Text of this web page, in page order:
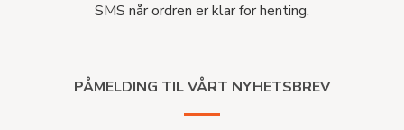
SMS når ordren er klar for henting.
PÅMELDING TIL VÅRT NYHETSBREV